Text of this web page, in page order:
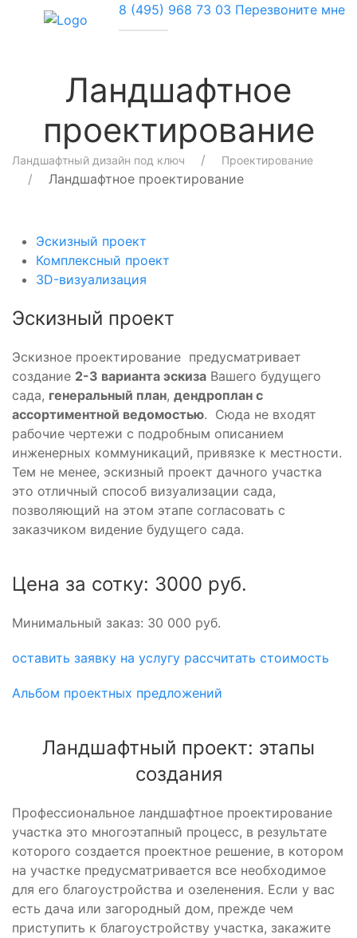
8 (495) 968 73 03 Перезвоните мне
Ландшафтное
проектирование
Ландшафтный дизайн под ключ Проектирование
Ландшафтное проектирование
Эскизный проект
Комплексный проект
3D-визуализация
Эскизный проект
Эскизное проектирование предусматривает
создание 2-3 варианта эскиза Вашего будущего
сада, генеральный план, дендроплан с
ассортиментной ведомостью. Сюда не входят
рабочие чертежи с подробным описанием
инженерных коммуникаций, привязке к местности.
Тем не менее, эскизный проект дачного участка
это отличный способ визуализации сада,
позволяющий на этом этапе согласовать с
заказчиком видение будущего сада.
Цена за сотку: 3000 руб.
Минимальный заказ: 30 000 руб.
оставить заявку на услугу рассчитать стоимость
Альбом проектных предложений
Ландшафтный проект: этапы
создания
Профессиональное ландшафтное проектирование
участка это многоэтапный процесс, в результате
которого создается проектное решение, в котором
на участке предусматривается все необходимое
для его благоустройства и озеленения. Если у вас
есть дача или загородный дом, прежде чем
приступить к благоустройству участка, закажите